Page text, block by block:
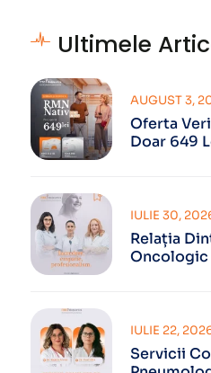
Ultimele
Oferta
Doar 649
AUGUST 3,
Relația
Oncologic
IULIE 30,
Servicii
IULIE 22,